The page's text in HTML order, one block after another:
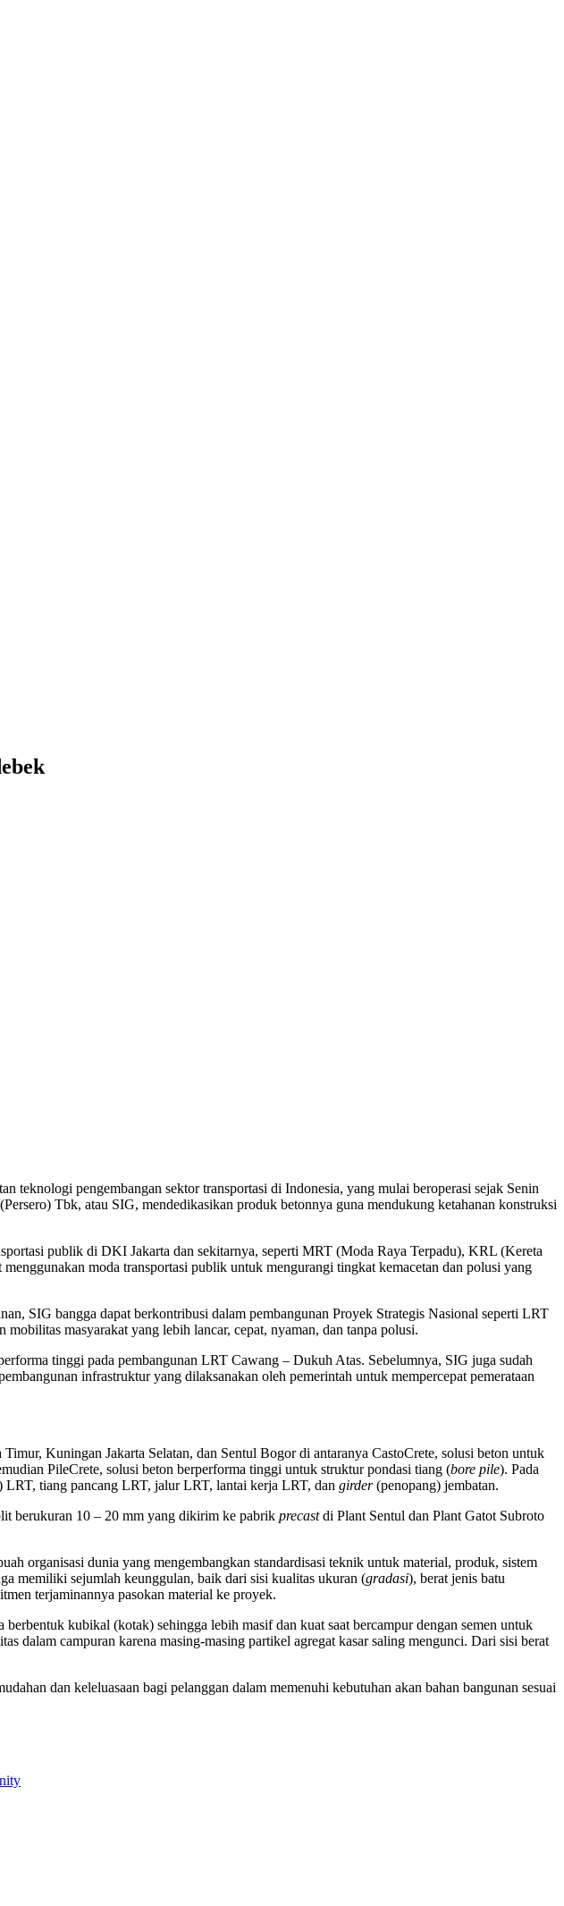
teknologi pengembangan sektor transportasi di Indonesia, yang mulai beroperasi sejak Senin
Tbk, atau SIG, mendedikasikan produk betonnya guna mendukung ketahanan konstruksi
publik di DKI Jakarta dan sekitarnya, seperti MRT (Moda Raya Terpadu), KRL (Kereta
moda transportasi publik untuk mengurangi tingkat kemacetan dan polusi yang
SIG bangga dapat berkontribusi dalam pembangunan Proyek Strategis Nasional seperti LRT
masyarakat yang lebih lancar, cepat, nyaman, dan tanpa polusi.
tinggi pada pembangunan LRT Cawang – Dukuh Atas. Sebelumnya, SIG juga sudah
infrastruktur yang dilaksanakan oleh pemerintah untuk mempercepat pemerataan
Kuningan Jakarta Selatan, dan Sentul Bogor di antaranya CastoCrete, solusi beton untuk
PileCrete, solusi beton berperforma tinggi untuk struktur pondasi tiang (bore pile). Pada
LRT, tiang pancang LRT, jalur LRT, lantai kerja LRT, dan girder(penopang) jembatan.
berukuran 10 – 20 mm yang dikirim ke pabrik precastdi Plant Sentul dan Plant Gatot Subroto
organisasi dunia yang mengembangkan standardisasi teknik untuk material, produk, sistem
memiliki sejumlah keunggulan, baik dari sisi kualitas ukuran (gradasi), berat jenis batu
terjaminannya pasokan material ke proyek.
kubikal (kotak) sehingga lebih masif dan kuat saat bercampur dengan semen untuk
dalam campuran karena masing-masing partikel agregat kasar saling mengunci. Dari sisi berat
dan keleluasaan bagi pelanggan dalam memenuhi kebutuhan akan bahan bangunan sesuai